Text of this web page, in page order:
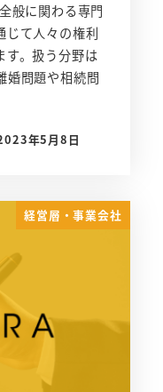
般に関わる専門
じて人々の権利
す。扱う分野は
婚問題や相続問
年5月8日
経営層・事業会社